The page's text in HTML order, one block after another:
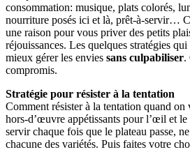
consommation: musique, plats colorés,
nourriture posés ici et là, prêt-à-servir…
une raison pour vous priver des petits
réjouissances. Les quelques stratégies
mieux gérer les envies sans culpabiliser.
compromis.
Stratégie pour résister à la tentation
Comment résister à la tentation quand
hors-d’œuvre appétissants pour l’œil et
servir chaque fois que le plateau passe,
chacune des variétés. Puis faites votre